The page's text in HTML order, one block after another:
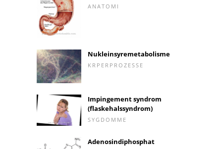
ANATOMI
Nukleinsyremetabolisme
KRPERPROZESSE
Impingement syndrom
(flaskehalssyndrom)
SYGDOMME
Adenosindiphosphat